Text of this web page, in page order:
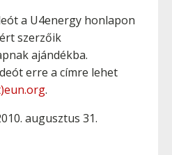
a U4energy honlapon
szerzőik
ajándékba.
erre a címre lehet
.
augusztus 31.